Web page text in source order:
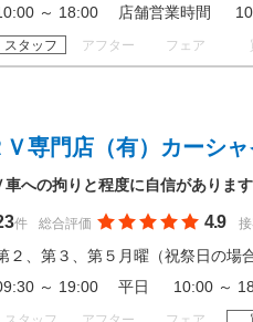
～ 18:00 店舗営業時間
スタッフ アフター フェア
Ｖ専門店（有）カーシ
車への拘りと程度に自信がありま
件 総合評価 4.9 接
２、第３、第５月曜（祝祭日の場
～ 19:00 平日 10:00 ～